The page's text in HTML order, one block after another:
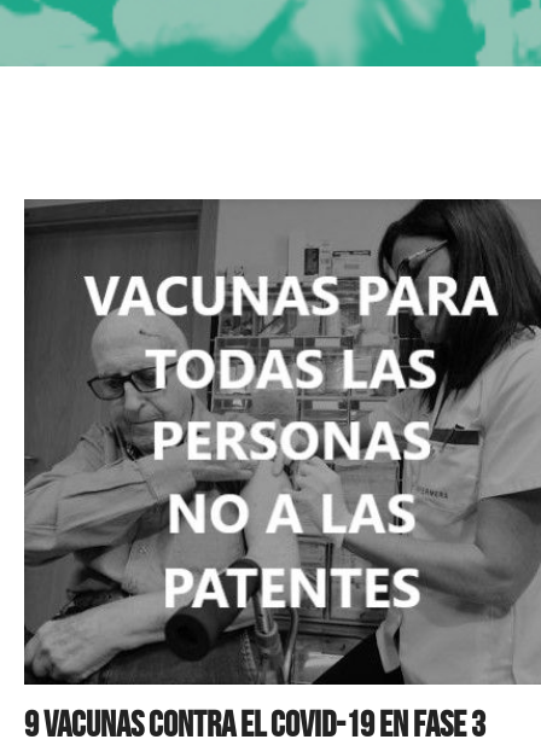
9 vacunas contra el Covid-19 en fase 3